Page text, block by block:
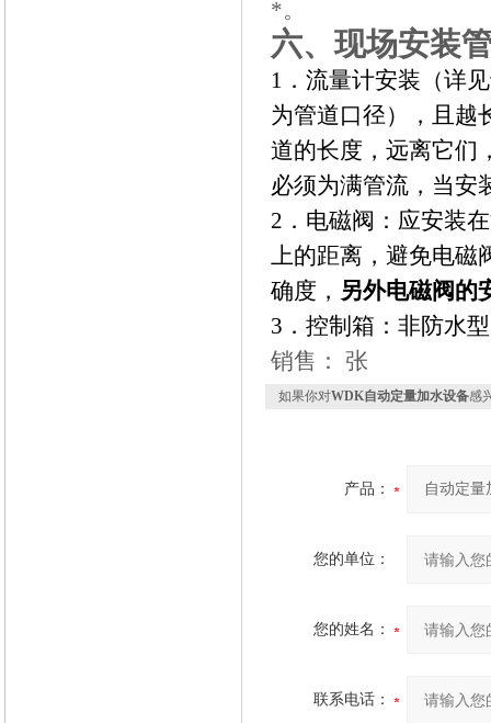
*。
六、现场安装
1 ．流量计安装（详
为管道口径），且越
道的长度，远离它们
必须为满管流，当安
2 ．电磁阀：应安装
上的距离，避免电磁
确度， 另外电磁阀的
3 ．控制箱：非防水
销售： 张
如果你对WDK自动定量加水设备感
产品：
您的单位：
您的姓名：
联系电话：